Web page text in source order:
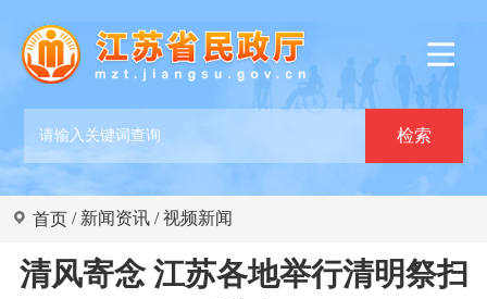
首页 / 新闻资讯 /视频新闻
清风寄念 江苏各地举行清明祭扫